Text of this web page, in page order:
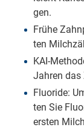
gen.
Frü­he
ten
KAI-
Jah­ren das
Fluo­ri­de:
ten Sie
ers­ten